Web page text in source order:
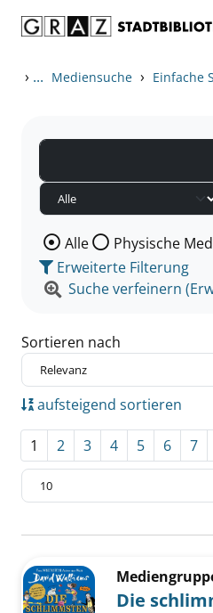
› ... Mediensuche › Einfache
Wählen Sie die
Alle Physische
Erweiterte Filterung
Suche verfeinern
Sortieren nach
aufsteigend sortieren
1 2 3 4 5 6 7
Zu den Suchfiltern springen
Die